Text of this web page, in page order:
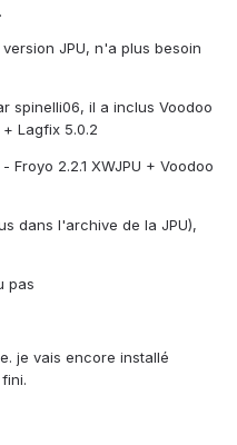
JPU, n'a plus besoin
spinelli06, il a inclus Voodoo
Lagfix 5.0.2
2.2.1 XWJPU + Voodoo
dans l'archive de la JPU),
pas
je vais encore installé